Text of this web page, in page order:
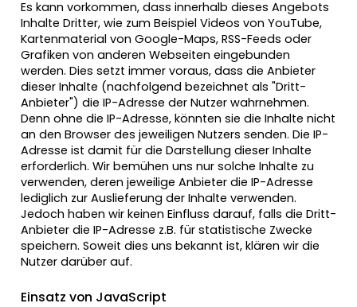
Es kann vorkommen, dass innerhalb dieses Angebots
Inhalte Dritter, wie zum Beispiel Videos von YouTube,
Kartenmaterial von Google-Maps, RSS-Feeds oder
Grafiken von anderen Webseiten eingebunden
werden. Dies setzt immer voraus, dass die Anbieter
dieser Inhalte (nachfolgend bezeichnet als "Dritt-
Anbieter") die IP-Adresse der Nutzer wahrnehmen.
Denn ohne die IP-Adresse, könnten sie die Inhalte nicht
an den Browser des jeweiligen Nutzers senden. Die IP-
Adresse ist damit für die Darstellung dieser Inhalte
erforderlich. Wir bemühen uns nur solche Inhalte zu
verwenden, deren jeweilige Anbieter die IP-Adresse
lediglich zur Auslieferung der Inhalte verwenden.
Jedoch haben wir keinen Einfluss darauf, falls die Dritt-
Anbieter die IP-Adresse z.B. für statistische Zwecke
speichern. Soweit dies uns bekannt ist, klären wir die
Nutzer darüber auf.
Einsatz von JavaScript